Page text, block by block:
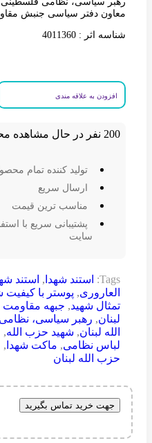
معاون دفتر سیاسی جنبش
شناسه اثر : 4011360
افزودن به علاقه مندی
200 نفر در حال مشاهده
تولید کننده تمام
ارسال سریع
مناسب ترین قیمت
پشتیبانی سریع با
سایت
Tags: استند شهدا , استند
العاروری, پوستر با کیفیت
تمثال شهید, جبهه مقاومت
لبنان, رهبر سیاسی،
الله لبنان, شهید حزب الله,
لباس نظامی, ماکت شهدا ,
حزب الله لبنان
جهت خرید تماس بگیرید